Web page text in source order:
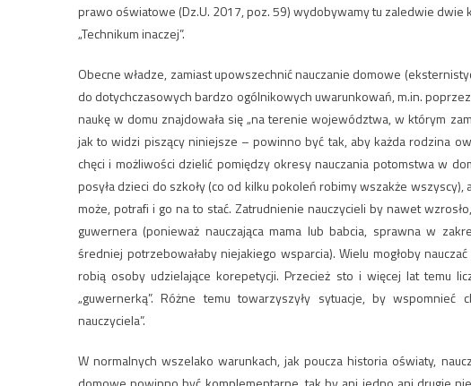
prawo oświatowe (Dz.U. 2017, poz. 59) wydobywamy tu zaledwie dwie
„Technikum inaczej”.
Obecne władze, zamiast upowszechnić nauczanie domowe
do dotychczasowych bardzo ogólnikowych uwarunkowań, m.in.
naukę w domu znajdowała się „na terenie województwa, w którym
jak to widzi piszący niniejsze – powinno być tak, aby każda rodzina
chęci i możliwości dzielić pomiędzy okresy nauczania potomstwa w
posyła dzieci do szkoły (co od kilku pokoleń robimy wszakże
może, potrafi i go na to stać. Zatrudnienie nauczycieli by nawet
guwernera (ponieważ nauczająca mama lub babcia, sprawna w
średniej potrzebowałaby niejakiego wsparcia). Wielu mogłoby
robią osoby udzielające korepetycji. Przecież sto i więcej lat temu
„guwernerką”. Różne temu towarzyszyły sytuacje, by
nauczyciela”.
W normalnych wszelako warunkach, jak poucza historia oświaty,